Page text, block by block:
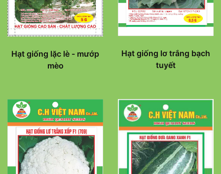
Hạt giống lặc lè - mướp
mèo
Hạt giống lơ trắng bạch
tuyết